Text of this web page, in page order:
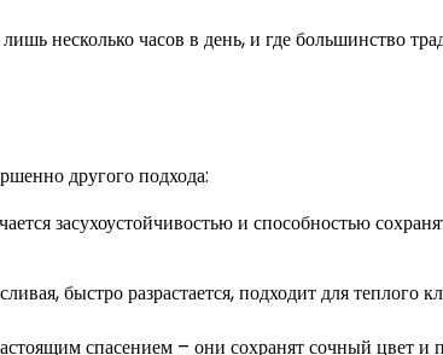
несколько часов в день, и где большинство
другого подхода:
засухоустойчивостью и способностью
быстро разрастается, подходит для теплого
спасением – они сохранят сочный цвет и